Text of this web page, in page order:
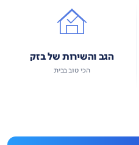
הגב והשירות של בזק
הכי טוב בבית